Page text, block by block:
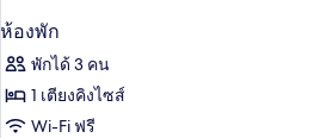
ห้องพัก
พักได้ 3 คน
1 เตียงคิงไซส์
Wi-Fi ฟรี